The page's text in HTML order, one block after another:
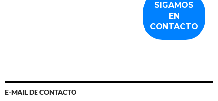
E-MAIL DE CONTACTO